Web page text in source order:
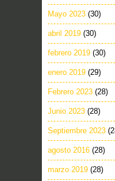
Mayo 2023 (30)
abril 2019 (30)
febrero 2019 (30)
enero 2019 (29)
Febrero 2023 (28)
Junio 2023 (28)
Septiembre 2023
agosto 2016 (28)
marzo 2019 (28)